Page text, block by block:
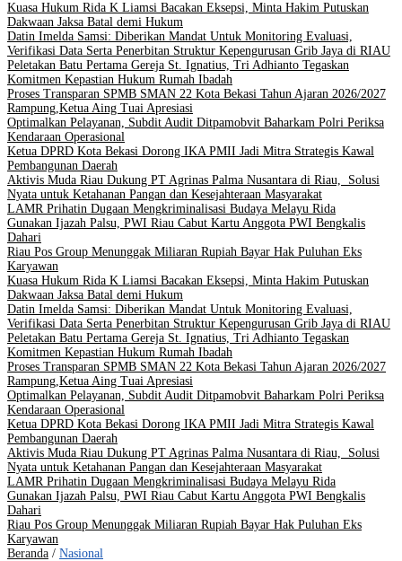
Kuasa Hukum Rida K Liamsi Bacakan Eksepsi, Minta Hakim Putuskan
Dakwaan Jaksa Batal demi Hukum
Datin Imelda Samsi: Diberikan Mandat Untuk Monitoring Evaluasi,
Verifikasi Data Serta Penerbitan Struktur Kepengurusan Grib Jaya di RIAU
Peletakan Batu Pertama Gereja St. Ignatius, Tri Adhianto Tegaskan
Komitmen Kepastian Hukum Rumah Ibadah
Proses Transparan SPMB SMAN 22 Kota Bekasi Tahun Ajaran 2026/2027
Rampung,Ketua Aing Tuai Apresiasi
Optimalkan Pelayanan, Subdit Audit Ditpamobvit Baharkam Polri Periksa
Kendaraan Operasional
Ketua DPRD Kota Bekasi Dorong IKA PMII Jadi Mitra Strategis Kawal
Pembangunan Daerah
Aktivis Muda Riau Dukung PT Agrinas Palma Nusantara di Riau, Solusi
Nyata untuk Ketahanan Pangan dan Kesejahteraan Masyarakat
LAMR Prihatin Dugaan Mengkriminalisasi Budaya Melayu Rida
Gunakan Ijazah Palsu, PWI Riau Cabut Kartu Anggota PWI Bengkalis
Dahari
Riau Pos Group Menunggak Miliaran Rupiah Bayar Hak Puluhan Eks
Karyawan
Kuasa Hukum Rida K Liamsi Bacakan Eksepsi, Minta Hakim Putuskan
Dakwaan Jaksa Batal demi Hukum
Datin Imelda Samsi: Diberikan Mandat Untuk Monitoring Evaluasi,
Verifikasi Data Serta Penerbitan Struktur Kepengurusan Grib Jaya di RIAU
Peletakan Batu Pertama Gereja St. Ignatius, Tri Adhianto Tegaskan
Komitmen Kepastian Hukum Rumah Ibadah
Proses Transparan SPMB SMAN 22 Kota Bekasi Tahun Ajaran 2026/2027
Rampung,Ketua Aing Tuai Apresiasi
Optimalkan Pelayanan, Subdit Audit Ditpamobvit Baharkam Polri Periksa
Kendaraan Operasional
Ketua DPRD Kota Bekasi Dorong IKA PMII Jadi Mitra Strategis Kawal
Pembangunan Daerah
Aktivis Muda Riau Dukung PT Agrinas Palma Nusantara di Riau, Solusi
Nyata untuk Ketahanan Pangan dan Kesejahteraan Masyarakat
LAMR Prihatin Dugaan Mengkriminalisasi Budaya Melayu Rida
Gunakan Ijazah Palsu, PWI Riau Cabut Kartu Anggota PWI Bengkalis
Dahari
Riau Pos Group Menunggak Miliaran Rupiah Bayar Hak Puluhan Eks
Karyawan
Beranda / Nasional